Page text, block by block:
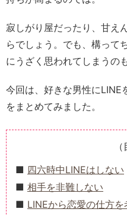
寂しがり屋だったり、甘え
らでしょう。でも、構って
にうざく思われてしまうの
今回は、好きな男性にLINE
をまとめてみました。
四六時中LINEはしない
相手を非難しない
LINEから恋愛の仕方を